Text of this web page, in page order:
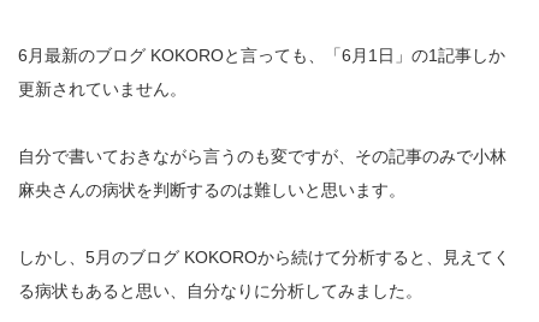
6月最新のブログ KOKOROと言っても、「6月1日」の1記事しか
更新されていません。
自分で書いておきながら言うのも変ですが、その記事のみで小林
麻央さんの病状を判断するのは難しいと思います。
しかし、5月のブログ KOKOROから続けて分析すると、見えてく
る病状もあると思い、自分なりに分析してみました。